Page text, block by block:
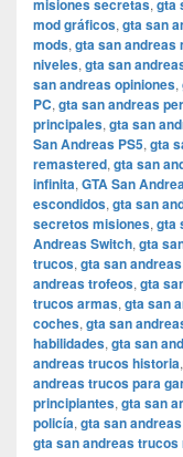
misiones secretas, gta
mod gráficos, gta san
mods, gta san andreas
niveles, gta san
san andreas opiniones,
PC, gta san andreas
principales, gta san
San Andreas PS5, gta
remastered, gta san
infinita, GTA San
escondidos, gta san
secretos misiones, gta
Andreas Switch, gta
trucos, gta san
andreas trofeos, gta
trucos armas, gta san
coches, gta san
habilidades, gta san
andreas trucos historia,
andreas trucos para
principiantes, gta san
policía, gta san
gta san andreas trucos